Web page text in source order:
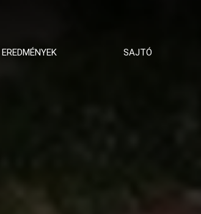
EREDMÉNYEK SAJTÓ